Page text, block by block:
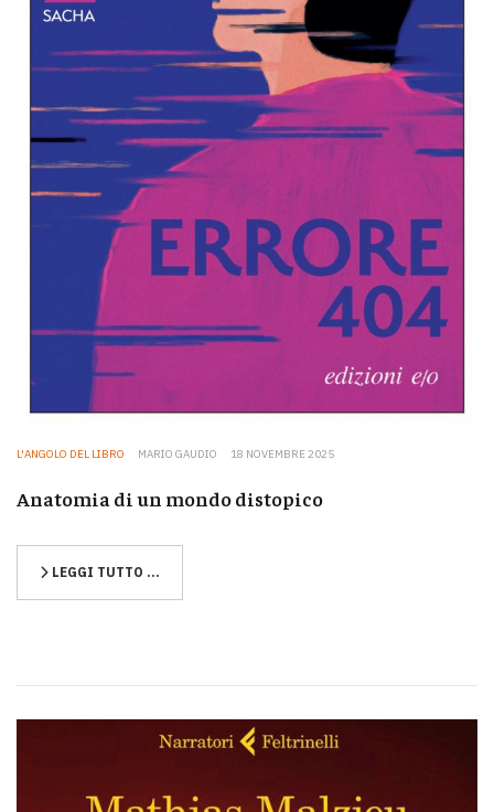
L'ANGOLO DEL LIBRO MARIO GAUDIO 18 NOVEMBRE 2025
Anatomia di un mondo distopico
LEGGI TUTTO …